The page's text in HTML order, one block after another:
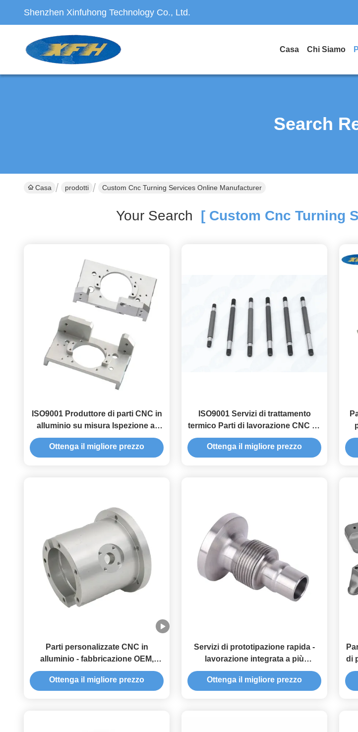
Shenzhen Xinfuhong Technology Co., Ltd.
Casa Chi Siamo
Search
Casa prodotti Custom Cnc Turning Services Online Manufacturer
Your Search [ Custom Cnc Turning
ISO9001 Produttore di parti CNC in
alluminio su misura Ispezione al
100%
Ottenga il migliore prezzo
ISO9001 Servizi di trattamento
termico Parti di lavorazione CNC su
misura per metallo
Ottenga il migliore prezzo
Parti personalizzate CNC in
alluminio - fabbricazione OEM,
progettazione su misura, garanzia
della qualità costante, lavorazione
Ottenga il migliore prezzo
Servizi di prototipazione rapida -
lavorazione integrata a più
processi, ispezione completa del
processo IPQC, supporto alla
Ottenga il migliore prezzo
di